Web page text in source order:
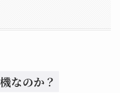
なのか？